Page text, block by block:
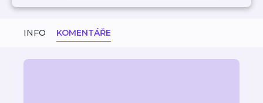
INFO KOMENTÁŘE